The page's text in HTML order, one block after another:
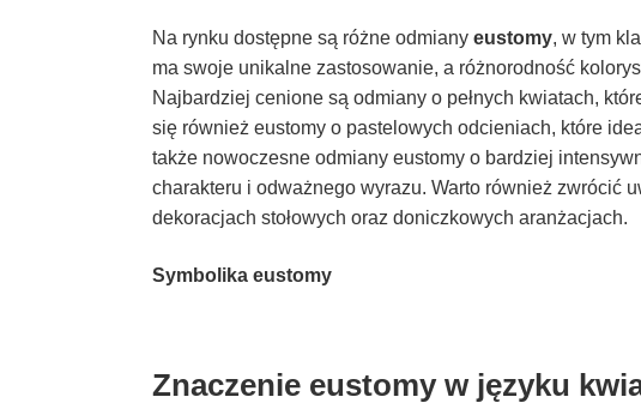
Na rynku dostępne są różne odmiany eustomy, w tym
ma swoje unikalne zastosowanie, a różnorodność
Najbardziej cenione są odmiany o pełnych kwiatach,
się również eustomy o pastelowych odcieniach, które
także nowoczesne odmiany eustomy o bardziej
charakteru i odważnego wyrazu. Warto również zwrócić
dekoracjach stołowych oraz doniczkowych aranżacjach.
Symbolika eustomy
Znaczenie eustomy w języku